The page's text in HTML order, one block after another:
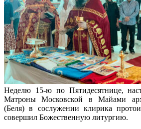
Неделю 15-ю по Пятидесятнице,
Матроны Московской в Майами
(Беля) в сослужении клирика
совершил Божественную литургию.